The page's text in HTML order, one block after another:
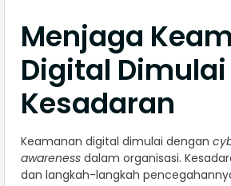
Menjaga
Digital
Kesadaran
Keamanan digital dimulai dengan
awareness dalam organisasi.
dan langkah-langkah